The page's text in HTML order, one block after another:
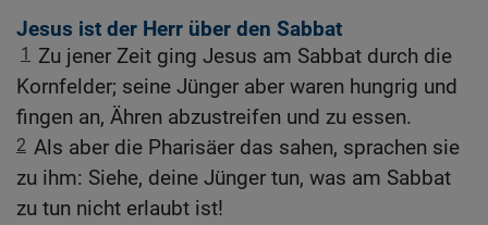
Jesus ist der Herr über den Sabbat
1
Zu jener Zeit ging Jesus am Sabbat durch die
Kornfelder; seine Jünger aber waren hungrig und
fingen an, Ähren abzustreifen und zu essen.
2 Als aber die Pharisäer das sahen, sprachen sie
zu ihm: Siehe, deine Jünger tun, was am Sabbat
zu tun nicht erlaubt ist!